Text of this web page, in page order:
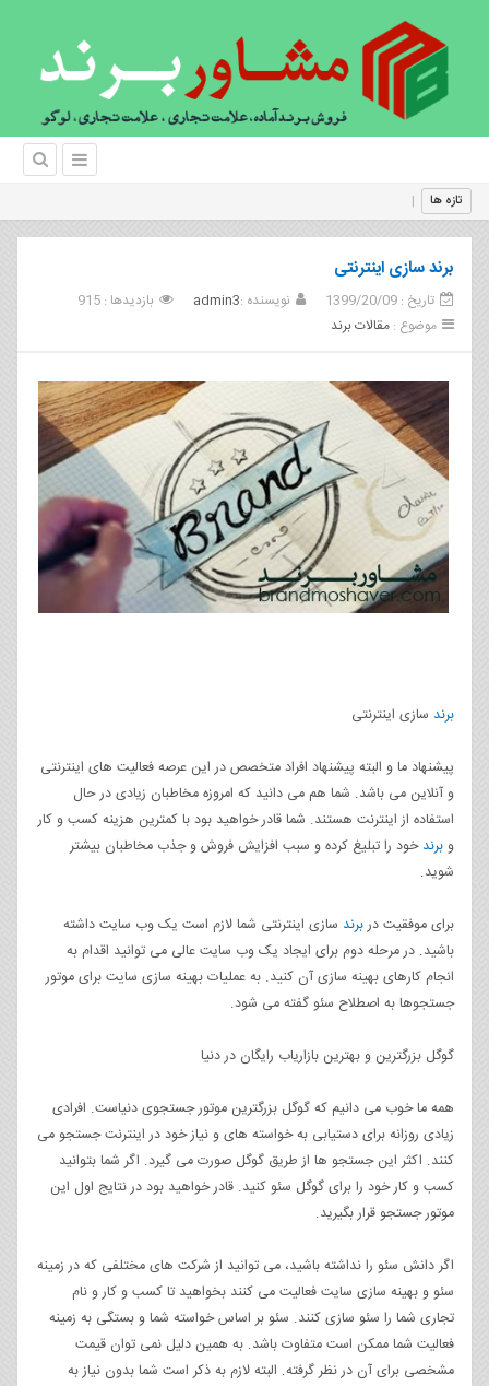
تازه ها چند اشت
برند سازی اینترنتی
تاریخ : 1399/20/09 نویسنده :admin3
بازدیدها : 915
موضوع : مقالات برند
برند سازی اینترنتی
پیشنهاد ما و البته پیشنهاد افراد متخصص در این عرصه فعالیت های اینترنتی
و آنلاین می باشد. شما هم می دانید که امروزه مخاطبان زیادی در حال
استفاده از اینترنت هستند. شما قادر خواهید بود با کمترین هزینه کسب و کار
وبرندخود را تبلیغ کرده و سبب افزایش فروش و جذب مخاطبان بیشتر
شوید.
برای موفقیت دربرند سازی اینترنتی شما لازم است یک وب سایت داشته
باشید. در مرحله دوم برای ایجاد یک وب سایت عالی می توانید اقدام به
انجام کارهای بهینه سازی آن کنید. به عملیات بهینه سازی سایت برای موتور
جستجوها به اصطلاح سئو گفته می شود.
گوگل بزرگترین و بهترین بازاریاب رایگان در دنیا
همه ما خوب می دانیم که گوگل بزرگترین موتور جستجوی دنیاست. افرادی
زیادی روزانه برای دستیابی به خواسته های و نیاز خود در اینترنت جستجو می
کنند. اکثر این جستجو ها از طریق گوگل صورت می گیرد. اگر شما بتوانید
کسب و کار خود را برای گوگل سئو کنید. قادر خواهید بود در نتایج اول این
موتور جستجو قرار بگیرید.
اگر دانش سئو را نداشته باشید، می توانید از شرکت های مختلفی که در زمینه
سئو و بهینه سازی سایت فعالیت می کنند بخواهید تا کسب و کار و نام
تجاری شما را سئو سازی کنند. سئو بر اساس خواسته شما و بستگی به زمینه
فعالیت شما ممکن است متفاوت باشد. به همین دلیل نمی توان قیمت
مشخصی برای آن در نظر گرفته. البته لازم به ذکر است شما بدون نیاز به